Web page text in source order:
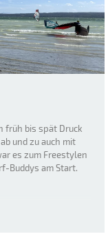
früh bis spät Druck
und zu auch mit
es zum Freestylen
Buddys am Start.